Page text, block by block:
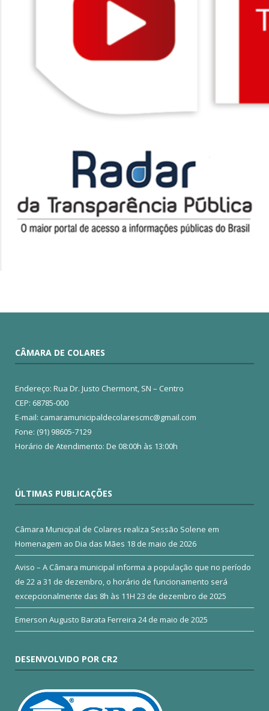
CÂMARA DE COLARES
Endereço: Rua Dr. Justo Chermont, SN – Centro
CEP: 68785-000
E-mail: camaramunicipaldecolarescmc@gmail.com
Fone: (91) 98605-7129
Horário de Atendimento: De 08:00h às 13:00h
ÚLTIMAS PUBLICAÇÕES
Câmara Municipal de Colares realiza Sessão Solene em
Homenagem ao Dia das Mães 18 de maio de 2026
Aviso – A Câmara municipal informa a população que no período
de 22 a 31 de dezembro, o horário de funcionamento será
excepcionalmente das 8h às 11H 23 de dezembro de 2025
Emerson Augusto Barata Ferreira 24 de maio de 2025
DESENVOLVIDO POR CR2